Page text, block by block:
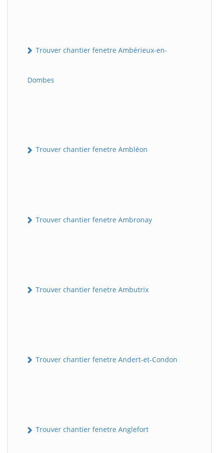
Trouver chantier fenetre Ambérieux-en-
Dombes
Trouver chantier fenetre Ambléon
Trouver chantier fenetre Ambronay
Trouver chantier fenetre Ambutrix
Trouver chantier fenetre Andert-et-Condon
Trouver chantier fenetre Anglefort